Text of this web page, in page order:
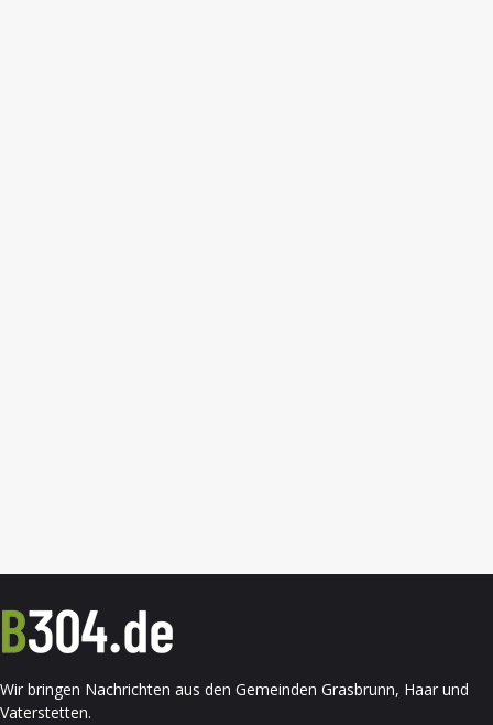
Wir bringen Nachrichten aus den Gemeinden Grasbrunn, Haar und
Vaterstetten.